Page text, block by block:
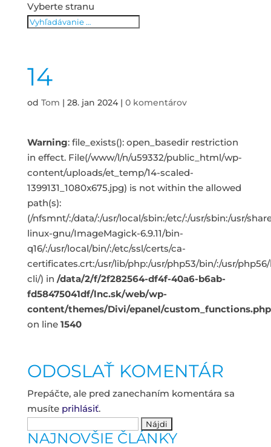
Vyberte stranu
14
od Tom | 28. jan 2024| 0 komentárov
Warning: file_exists(): open_basedir restriction
in effect. File(/www/l/n/u59332/public_html/wp-
content/uploads/et_temp/14-scaled-
1399131_1080x675.jpg) is not within the allowed
path(s):
(/nfsmnt/:/data/:/usr/local/sbin:/etc/:/usr/sbin:/usr/
linux-gnu/ImageMagick-6.9.11/bin-
q16/:/usr/local/bin/:/etc/ssl/certs/ca-
certificates.crt:/usr/lib/php:/usr/php53/bin/:/usr/
cli/) in /data/2/f/2f282564-df4f-40a6-b6ab-
fd58475041df/lnc.sk/web/wp-
content/themes/Divi/epanel/custom_functions.php
on line 1540
ODOSLAŤ KOMENTÁR
Prepáčte, ale pred zanechaním komentára sa
musíte prihlásiť.
NAJNOVŠIE ČLÁNKY